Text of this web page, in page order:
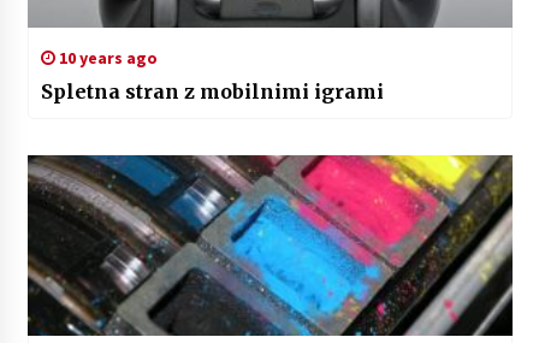
10 years ago
Spletna stran z mobilnimi igrami